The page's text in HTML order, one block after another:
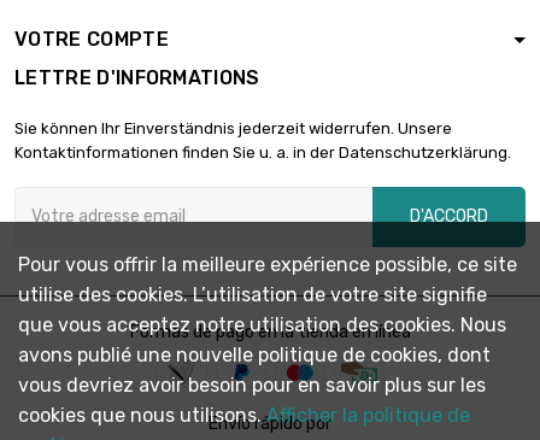
VOTRE COMPTE
LETTRE D'INFORMATIONS
Sie können Ihr Einverständnis jederzeit widerrufen. Unsere
Kontaktinformationen finden Sie u. a. in der Datenschutzerklärung.
D'ACCORD
Formas de pago en la tienda en línea
Envío rápido por
Pour vous offrir la meilleure expérience possible, ce site
utilise des cookies. L’utilisation de votre site signifie
que vous acceptez notre utilisation des cookies. Nous
avons publié une nouvelle politique de cookies, dont
vous devriez avoir besoin pour en savoir plus sur les
cookies que nous utilisons.Afficher la politique de